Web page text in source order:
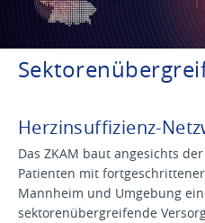
Herzinsuffizienz-
Das ZKAM baut angesichts
Patienten mit
Mannheim und Umgebung
sektorenübergreifende